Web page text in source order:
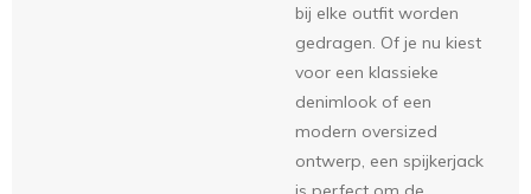
bij elke outfit worden
gedragen. Of je nu kiest
voor een klassieke
denimlook of een
modern oversized
ontwerp, een spijkerjack